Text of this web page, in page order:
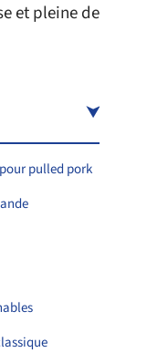
et pleine de
pulled pork